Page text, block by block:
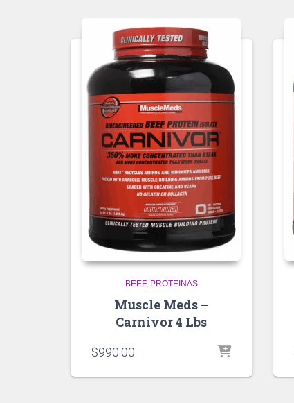
BEEF PROTEINAS
Muscle Meds –
Carnivor 4 Lbs
$990.00